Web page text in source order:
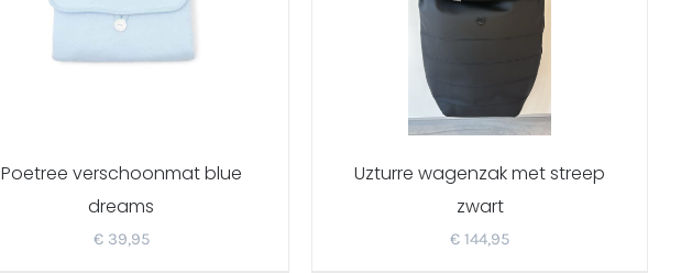
Poetree verschoonmat blue
dreams
€39,95
Uzturre wagenzak met streep
zwart
€ 144,95